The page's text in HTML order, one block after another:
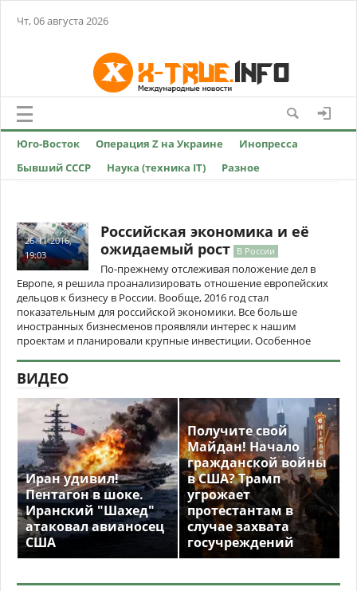
Чт, 06 августа 2026
Юго-Восток Операция Z на Украине
Инопресса
Бывший СССР
Наука (техника IT) Разное
26-11-2016,
19:03
Российская экономика и её
ожидаемый рост В России
По-прежнему отслеживая положение дел в
Европе, я решила проанализировать отношение европейских
дельцов к бизнесу в России. Вообще, 2016 год стал
показательным для российской экономики. Все больше
иностранных бизнесменов проявляли интерес к нашим
проектам и планировали крупные инвестиции. Особенное
ВИДЕО
Иран удивил!
Пентагон в шоке.
Иранский "Шахед"
атаковал авианосец
США
Получите свой
Майдан! Начало
гражданской войны
в США? Трамп
угрожает
протестантам в
случае захвата
госучреждений